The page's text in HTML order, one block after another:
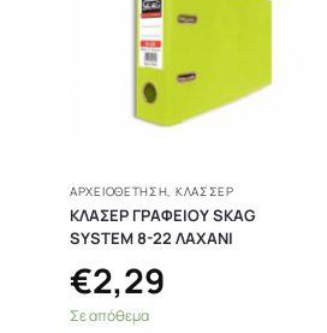
ΑΡΧΕΙΟΘΕΤΗΣΗ, ΚΛΑΣΣΈΡ
ΚΛΑΣΕΡ ΓΡΑΦΕΙΟΥ SKAG
SYSTEM 8-22 ΛΑΧΑΝΙ
€2,29
Σε απόθεμα